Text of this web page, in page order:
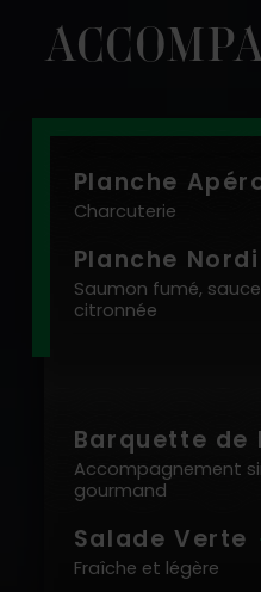
Planche
Charcuterie
Planche
Saumon fumé,
citronnée
Barquette de
Accompagnement
gourmand
Salade Verte
Fraîche et légère